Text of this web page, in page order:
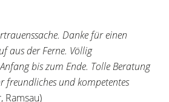
Danke für einen
aus der Ferne. Völlig
bis zum Ende. Tolle Beratung
freundliches und kompetentes
Ramsau)